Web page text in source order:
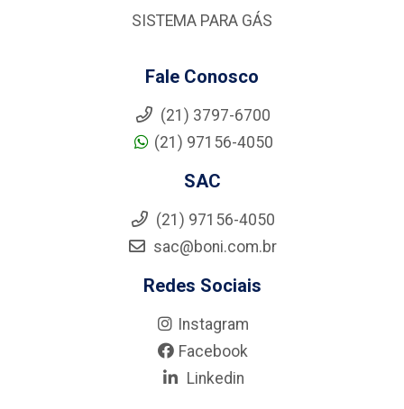
SISTEMA PARA GÁS
Fale Conosco
(21) 3797-6700
(21) 97156-4050
SAC
(21) 97156-4050
sac@boni.com.br
Redes Sociais
Instagram
Facebook
Linkedin